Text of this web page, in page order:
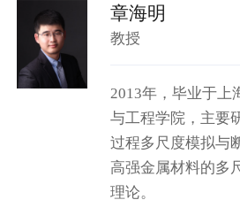
代海洋核动力移动
有力支撑了我国核
章海明
教授
2013年，毕业于上
与工程学院，主要
过程多尺度模拟与
高强金属材料的多
理论。